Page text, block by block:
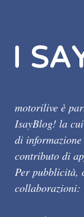
motorilive è
IsayBlog! la
di
contributo di
Per pubblicità,
collaborazioni: